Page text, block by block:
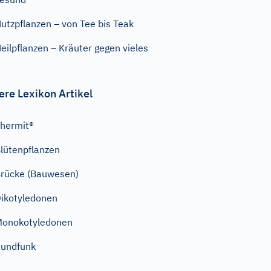
– von Tee bis Teak
– Kräuter gegen vieles
Lexikon Artikel
(Bauwesen)